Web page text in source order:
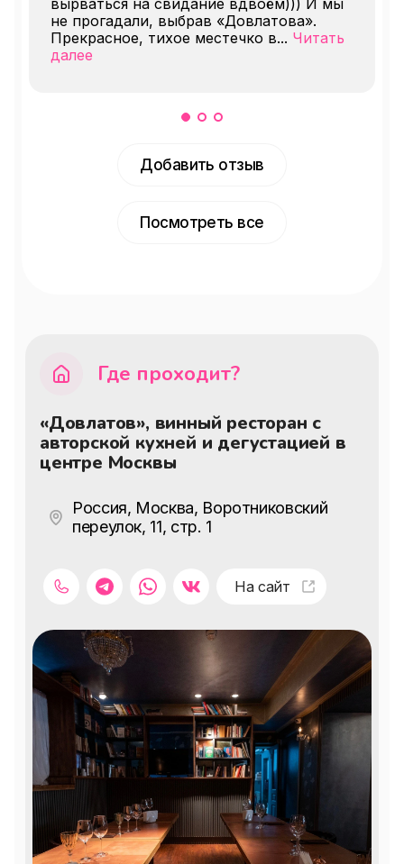
вырваться на свидание вдвоём))) И мы
не прогадали, выбрав «Довлатова».
Прекрасное, тихое местечко в... Читать
далее
Добавить отзыв
Посмотреть все
Где проходит?
«Довлатов», винный ресторан с
авторской кухней и дегустацией в
центре Москвы
Россия, Москва, Воротниковский
переулок, 11, стр. 1
На сайт